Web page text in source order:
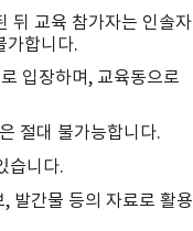
뒤 교육 참가자는 인솔자
가합니다.
입장하며, 교육동으로
절대 불가능합니다.
습니다.
발간물 등의 자료로 활용